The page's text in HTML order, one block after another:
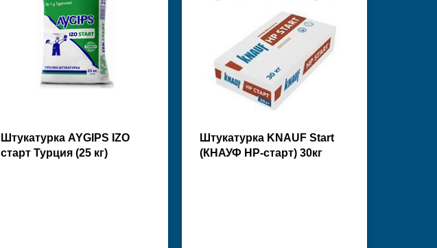
Штукатурка AYGIPS IZO
старт Турция (25 кг)
Штукатурка KNAUF Start
(КНАУФ НР-старт) 30кг